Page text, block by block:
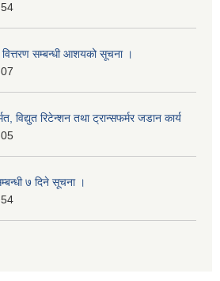
वित्तरण सम्बन्धी आशयको सूचना ।
विद्युत रिटेन्शन तथा ट्रान्सफर्मर जडान कार्य
७ दिने सूचना ।